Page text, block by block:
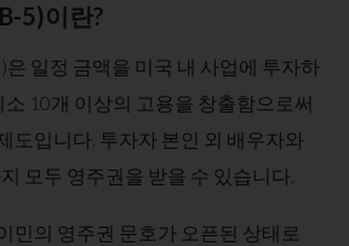
5)이란?
일정 금액을 미국 내 사업에 투자하
소 10개 이상의 고용을 창출함으로써
도입니다. 투자자 본인 외 배우자와
모두 영주권을 받을 수 있습니다.
민의 영주권 문호가 오픈된 상태로